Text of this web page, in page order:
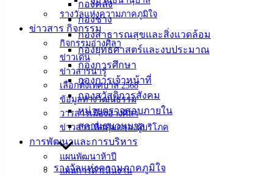
รางวัลแห่งความภาคภูมิใจ
ข่าวสาร กิจกรรม
กิจกรรมอ่างศิลา
ข่าวเด่น
ข่าวสารน่ารู้
เลือกตั้งเทศบาล 2568
ข้อมูลทางวัฒนธรรม
วารสารเมืองอ่างศิลา
ข่าวสารเพื่อคุ้มครองผู้บริโภค
การพัฒนาและการบริหาร
แผนพัฒนาห้าปี
แผนการดำเนินงาน
กองคลัง
กองช่าง
กองสาธารณสุขและสิ่งแวดล้อม
กองยุทธศาสตร์และงบประมาณ
กองการศึกษา
กองการเจ้าหน้าที่
กองสวัสดิการสังคม
หน่วยตรวจสอบภายใน
สถานธนานุบาล
รางวัลแห่งความภาคภูมิใจ
ตรวจวันที่ 9 หรือ 10 สิงหาคม 2569
ณ อาคารอเนกประสงค์เทศบาลเมืองอ่างศิลา (วัดอ่าง
ศิลา) อ.เมือง จ.ชลบุรี
ลงทะเบียนได้ที่https://docs.google.com/
…/1FAIpQLSfIyEpXK29d1A…/viewform
รับจำนวนจำกัด และไม่รับ Walk-in
สอบถามเพิ่มเติม 038-142-100 ต่อ 111 กองสาธารณสุขและ
สิ่งแวดล้อม